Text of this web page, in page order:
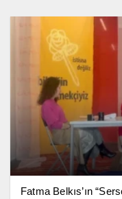
Fatma Belkıs’ın